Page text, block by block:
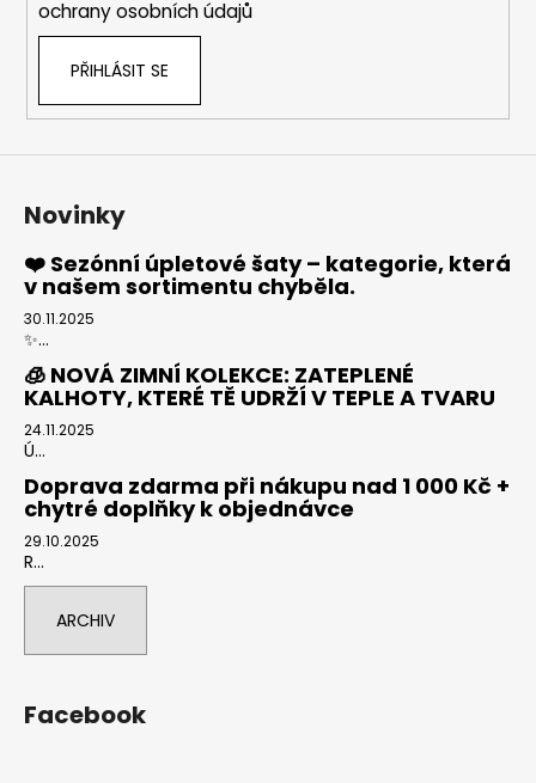
ochrany osobních údajů
PŘIHLÁSIT SE
Novinky
❤️ Sezónní úpletové šaty – kategorie, která
v našem sortimentu chyběla.
30.11.2025
✨...
🧊 NOVÁ ZIMNÍ KOLEKCE: ZATEPLENÉ
KALHOTY, KTERÉ TĚ UDRŽÍ V TEPLE A TVARU
24.11.2025
Ú...
Doprava zdarma při nákupu nad 1 000 Kč +
chytré doplňky k objednávce
29.10.2025
R...
ARCHIV
Facebook